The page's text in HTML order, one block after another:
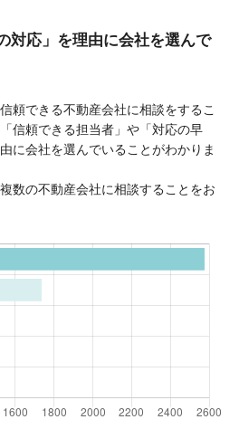
対応」を理由に会社を選んで
頼できる不動産会社に相談をするこ
信頼できる担当者」や「対応の早
に会社を選んでいることがわかりま
数の不動産会社に相談することをお